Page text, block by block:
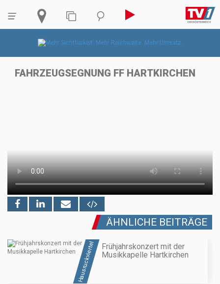
FAHRZEUGSEGNUNG FF HARTKIRCHEN
ÄHNLICHE BEITRÄGE
Hausruckviertel
Frühjahrskonzert mit der
Musikkapelle Hartkirchen